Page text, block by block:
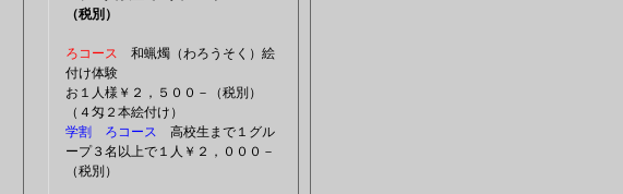
（税別）
ろコース 和蝋燭（わろうそく）絵
付け体験
お１人様￥２，５００－（税別）
（４匁２本絵付け）
学割 ろコース 高校生まで１グル
ープ３名以上で１人￥２，０００－
（税別）